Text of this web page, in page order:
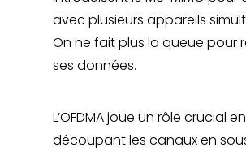
avec plusieurs appareils
On ne fait plus la queue pour
ses données.
L’OFDMA joue un rôle crucial en
découpant les canaux en